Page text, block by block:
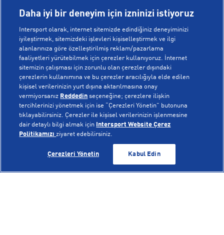
SEPETE EKLE
SEPETE EKLE
KURUMSAL
Hakkımızda
Mağazalarımız
Bilgi Toplumu Hizmetleri
Gizlilik Politikası
İşlem Rehberi
Kampanyalar
YARDIM
Sipariş Takibi
İptal & İade
Sıkça Sorulan Sorular
Yetkili Servis Listesi
POPÜLER KOLEKSİYONLAR
Voleybol Milli Takım Formaları
New Balance 408
Daha iyi bir deneyim için izninizi istiyoruz
Intersport olarak, internet sitemizde edindiğiniz deneyiminizi
iyileştirmek, sitemizdeki işlevleri kişiselleştirmek ve ilgi
alanlarınıza göre özelleştirilmiş reklam/pazarlama
faaliyetleri yürütebilmek için çerezler kullanıyoruz. İnternet
sitemizin çalışması için zorunlu olan çerezler dışındaki
çerezlerin kullanımına ve bu çerezler aracılığıyla elde edilen
kişisel verilerinizin yurt dışına aktarılmasına onay
vermiyorsanız Reddedin seçeneğine; çerezlere ilişkin
tercihlerinizi yönetmek için ise “Çerezleri Yönetin” butonuna
tıklayabilirsiniz. Çerezler ile kişisel verilerinizin işlenmesine
dair detaylı bilgi almak için
Intersport Website Çerez
Politikamızıziyaret edebilirsiniz.
Çerezleri Yönetin Kabul Edin